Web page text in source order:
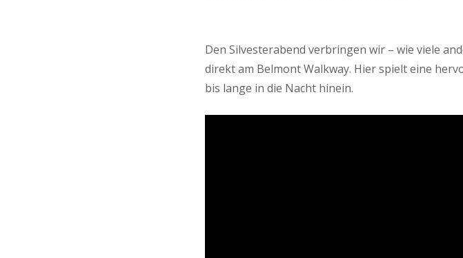
Den Silvesterabend verbringen wir – wie viele
direkt am Belmont Walkway. Hier spielt eine
bis lange in die Nacht hinein.